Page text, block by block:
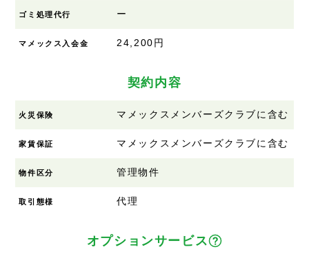
ゴミ処理代行 ー
マメックス入会金 24,200円
契約内容
火災保険 マメックスメンバーズクラブに含む
家賃保証 マメックスメンバーズクラブに含む
物件区分 管理物件
取引態様 代理
オプションサービス